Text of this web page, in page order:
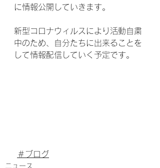
に情報公開していきます。
新型コロナウィルスにより活動自粛
中のため、自分たちに出来ることを
して情報配信していく予定です。
＃ブログ
ニュース